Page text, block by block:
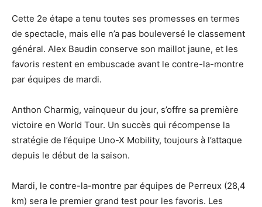
Cette 2e étape a tenu toutes ses promesses en termes
de spectacle, mais elle n’a pas bouleversé le classement
général. Alex Baudin conserve son maillot jaune, et les
favoris restent en embuscade avant le contre-la-montre
par équipes de mardi.
Anthon Charmig, vainqueur du jour, s’offre sa première
victoire en World Tour. Un succès qui récompense la
stratégie de l’équipe Uno-X Mobility, toujours à l’attaque
depuis le début de la saison.
Mardi, le contre-la-montre par équipes de Perreux (28,4
km) sera le premier grand test pour les favoris. Les